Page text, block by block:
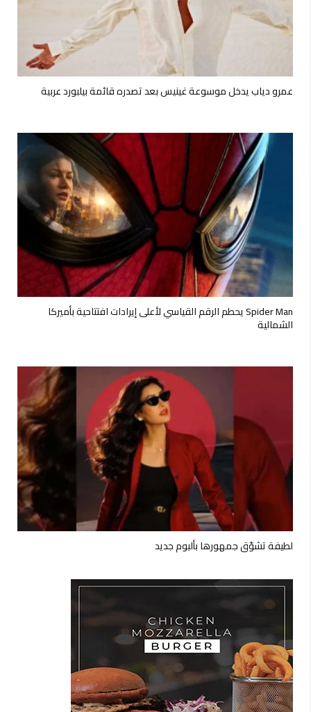
عمرو دياب يدخل موسوعة غينيس بعد تصدره قائمة بيلبورد عربية
Spider Man يحطم الرقم القياسي لأعلى إيرادات افتتاحية بأميركا
الشمالية
لطيفة تشوّق جمهورها بألبوم جديد